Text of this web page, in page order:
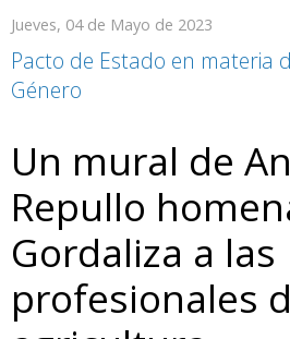
Jueves, 04 de Mayo de 2023
Pacto de Estado en materia
Género
Un mural de
Repullo
Gordaliza a las
profesionales